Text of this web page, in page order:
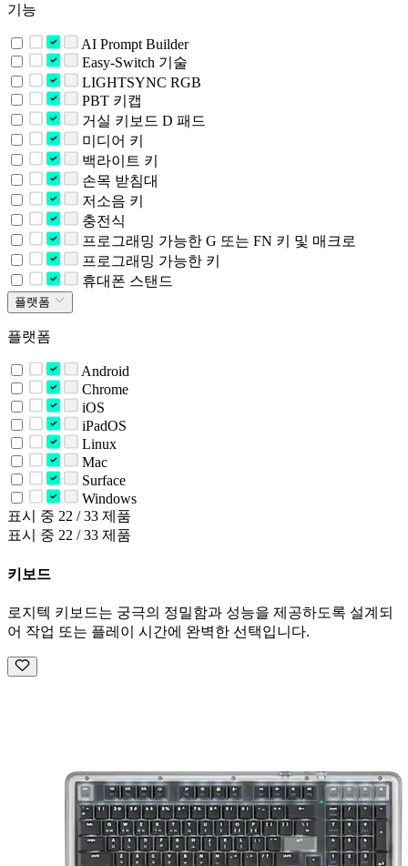
기능
AI Prompt Builder
Easy-Switch 기술
LIGHTSYNC RGB
PBT 키캡
거실 키보드 D 패드
미디어 키
백라이트 키
손목 받침대
저소음 키
충전식
프로그래밍 가능한 G 또는 FN 키 및 매크로
프로그래밍 가능한 키
휴대폰 스탠드
플랫폼
플랫폼
Android
Chrome
iOS
iPadOS
Linux
Mac
Surface
Windows
표시 중 22 / 33 제품
표시 중 22 / 33 제품
키보드
로지텍 키보드는 궁극의 정밀함과 성능을 제공하도록 설계되
어 작업 또는 플레이 시간에 완벽한 선택입니다.